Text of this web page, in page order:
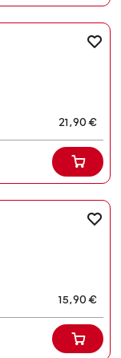
21,90 €
15,90 €